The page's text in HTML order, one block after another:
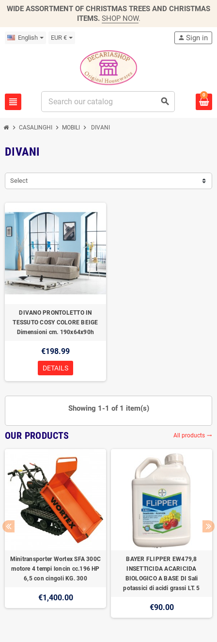
WIDE ASSORTMENT OF CHRISTMAS TREES AND CHRISTMAS
ITEMS. SHOP NOW.
English EUR €
view_headline search
person Sign in
0
chevron_right CASALINGHI chevron_right MOBILI chevron_right DIVANI
DIVANI
Select
DIVANO PRONTOLETTO IN
TESSUTO COSY COLORE BEIGE
Dimensioni cm. 190x64x90h
€198.99
DETAILS
Showing 1-1 of 1 item(s)
OUR PRODUCTS All products trending_flat
Minitransporter Wortex SFA 300C
motore 4 tempi loncin cc.196 HP
6,5 con cingoli KG. 300
€1,400.00
BAYER FLIPPER EW479,8
INSETTICIDA ACARICIDA
BIOLOGICO A BASE DI Sali
potassici di acidi grassi LT. 5
€90.00